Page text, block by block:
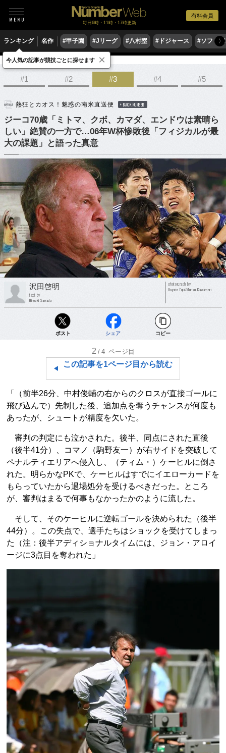
有料会員
毎日6時・11時・17時更新
ランキング 名作 #甲子園 #Jリーグ #八村塁 #ドジャース #ソフト〉
サッカー サッカー日本代表
#1 #2 #3 #4 #5
熱狂とカオス！魅惑の南米直送便 BACK NUMBER
ジーコ70歳「ミトマ、クボ、カマダ、エンドウは素晴ら
しい」絶賛の一方で…06年W杯惨敗後「フィジカルが最
大の課題」と語った真意
沢田啓明
text by
Hiroaki Sawada
photograph by
Hayato Fujii/Mutsu Kawamori
ポスト シェア コピー
2 /4 ページ目
この記事を1ページ目から読む
「（前半26分、中村俊輔の右からのクロスが直接ゴールに
飛び込んで）先制した後、追加点を奪うチャンスが何度も
あったが、シュートが精度を欠いた。
審判の判定にも泣かされた。後半、同点にされた直後
（後半41分）、コマノ（駒野友一）が右サイドを突破して
ペナルティエリアへ侵入し、（ティム・）ケーヒルに倒さ
れた。明らかなPKで、ケーヒルはすでにイエローカードを
もらっていたから退場処分を受けるべきだった。ところ
が、審判はまるで何事もなかったかのように流した。
そして、そのケーヒルに逆転ゴールを決められた（後半
44分）。この失点で、選手たちはショックを受けてしまっ
た（注：後半アディショナルタイムには、ジョン・アロイ
ージに3点目を奪われた」
今人気の記事が競技ごとに探せます ×